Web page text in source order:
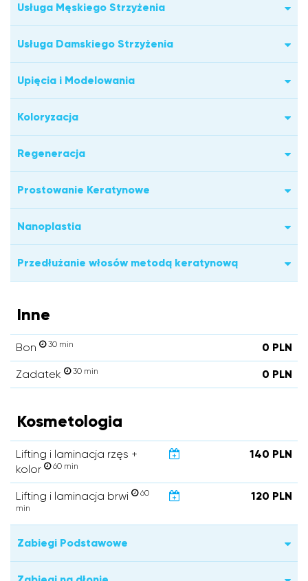
Usługa Męskiego Strzyżenia
Usługa Damskiego Strzyżenia
Upięcia i Modelowania
Koloryzacja
Regeneracja
Prostowanie Keratynowe
Nanoplastia
Przedłużanie włosów metodą keratynową
Inne
Bon 30 min 0 PLN
Zadatek 30 min 0 PLN
Kosmetologia
Lifting i laminacja rzęs +
kolor
60 min
140 PLN
Lifting i laminacja brwi
60
min
120 PLN
Zabiegi Podstawowe